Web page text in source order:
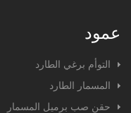
عمود
التوأم برغي الطارد
المسمار الطارد
حقن صب برميل المسمار